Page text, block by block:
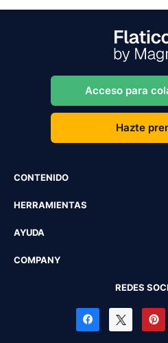
Acceso para
Hazte
CONTENIDO
HERRAMIENTAS
AYUDA
COMPANY
REDES